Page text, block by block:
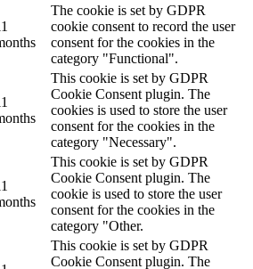
The cookie is set by GDPR
cookie consent to record the user
consent for the cookies in the
category "Functional".
This cookie is set by GDPR
Cookie Consent plugin. The
cookies is used to store the user
consent for the cookies in the
category "Necessary".
This cookie is set by GDPR
Cookie Consent plugin. The
cookie is used to store the user
consent for the cookies in the
category "Other.
This cookie is set by GDPR
Cookie Consent plugin. The